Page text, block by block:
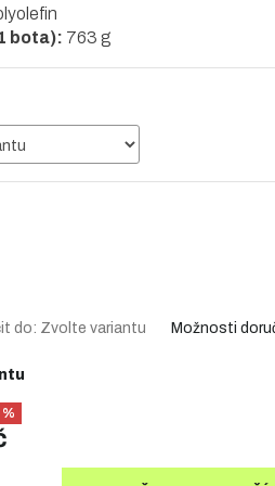
%
do: Zvolte variantu Možnosti
bota): 763 g